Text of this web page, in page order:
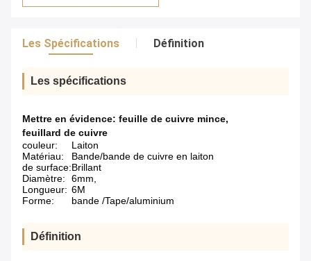
Les Spécifications Définition
Les spécifications
Mettre en évidence: feuille de cuivre mince,
feuillard de cuivre
couleur:
Laiton
Matériau:
Bande/bande de cuivre en laiton
de surface:Brillant
Diamètre:
6mm,
Longueur: 6M
Forme:
bande /Tape/aluminium
Définition